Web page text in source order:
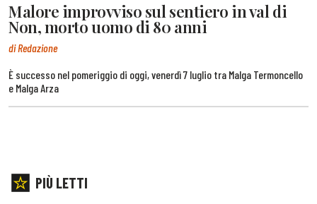
Malore improvviso sul sentiero in val di
Non, morto uomo di 80 anni
di Redazione
È successo nel pomeriggio di oggi, venerdì 7 luglio tra Malga Termoncello
e Malga Arza
PIÙ LETTI